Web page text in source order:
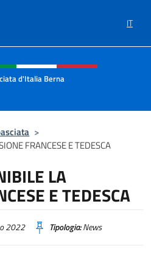
IT
social e menù
d'Italia Berna
>
FRANCESE E TEDESCA
LA
E TEDESCA
2022 Tipologia:News